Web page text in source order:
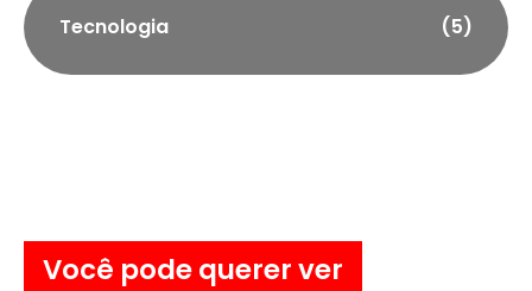
Tecnologia (5)
Você pode querer ver